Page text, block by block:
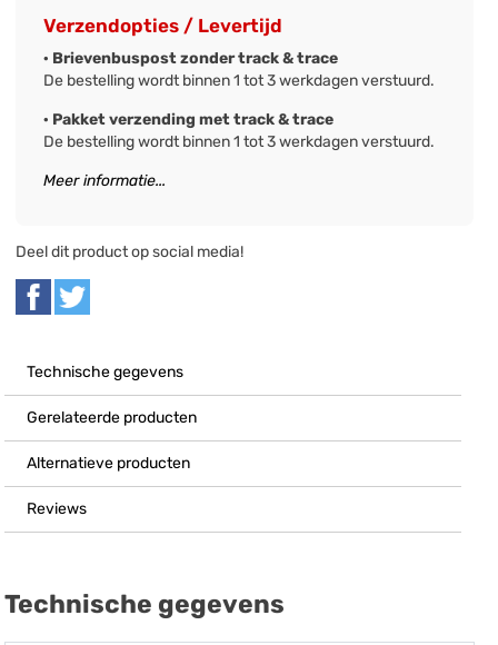
Verzendopties / Levertijd
· Brievenbuspost zonder track & trace
De bestelling wordt binnen 1 tot 3 werkdagen verstuurd.
· Pakket verzending met track & trace
De bestelling wordt binnen 1 tot 3 werkdagen verstuurd.
Meer informatie...
Deel dit product op social media!
Technische gegevens
Gerelateerde producten
Alternatieve producten
Reviews
Technische gegevens